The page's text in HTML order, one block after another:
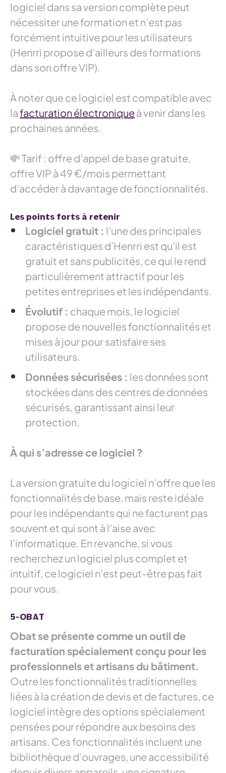
logiciel dans sa version complète peut
nécessiter une formation et n’est pas
forcément intuitive pour les utilisateurs
(Henrri propose d’ailleurs des formations
dans son offre VIP).
À noter que ce logiciel est compatible avec
lafacturation électroniqueà venir dans les
prochaines années.
💸 Tarif : offre d’appel de base gratuite,
offre VIP à 49 €/mois permettant
d’accéder à davantage de fonctionnalités.
Les points forts à retenir
Logiciel gratuit : l’une des principales
caractéristiques d’Henrri est qu’il est
gratuit et sans publicités, ce qui le rend
particulièrement attractif pour les
petites entreprises et les indépendants.
Évolutif : chaque mois, le logiciel
propose de nouvelles fonctionnalités et
mises à jour pour satisfaire ses
utilisateurs.
Données sécurisées : les données sont
stockées dans des centres de données
sécurisés, garantissant ainsi leur
protection.
À qui s’adresse ce logiciel ?
La version gratuite du logiciel n’offre que les
fonctionnalités de base, mais reste idéale
pour les indépendants qui ne facturent pas
souvent et qui sont à l’aise avec
l’informatique. En revanche, si vous
recherchez un logiciel plus complet et
intuitif, ce logiciel n’est peut-être pas fait
pour vous.
5-OBAT
Obat se présente comme un outil de
facturation spécialement conçu pour les
professionnels et artisans du bâtiment.
Outre les fonctionnalités traditionnelles
liées à la création de devis et de factures, ce
logiciel intègre des options spécialement
pensées pour répondre aux besoins des
artisans. Ces fonctionnalités incluent une
bibliothèque d’ouvrages, une accessibilité